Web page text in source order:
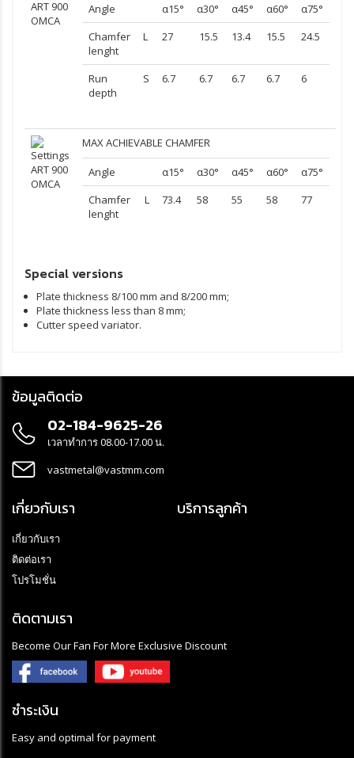
Angle α15° α30° α45° α60°
α75°
Chamfer
lenght
L 27 15.5 13.4 15.5 24.5
Run
depth
S 6.7 6.7 6.7 6.7 6
MAX ACHIEVABLE CHAMFER
Angle α15° α30° α45° α60°
α75°
Chamfer
lenght
L 73.4 58 55 58 77
Special versions
Plate thickness 8/100 mm and 8/200 mm;
Plate thickness less than 8 mm;
Cutter speed variator.
ข้อมูลติดต่อ
02-184-9625-26
เวลาทำการ 08.00-17.00 น.
vastmetal@vastmm.com
เกี่ยวกับเรา
เกี่ยวกับเรา
ติดต่อเรา
โปรโมชั่น
บริการลูกค้า
ติดตามเรา
Become Our Fan For More Exclusive Discount
ชำระเงิน
Easy and optimal for payment